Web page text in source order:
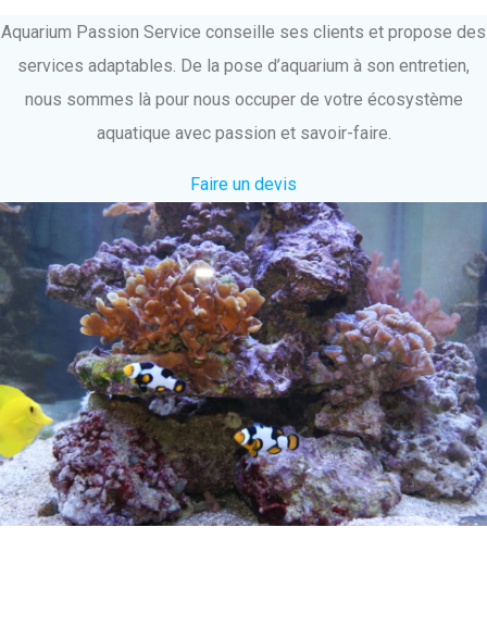
Aquarium Passion Service conseille ses clients et propose des
services adaptables. De la pose d’aquarium à son entretien,
nous sommes là pour nous occuper de votre écosystème
aquatique avec passion et savoir-faire.
Faire un devis